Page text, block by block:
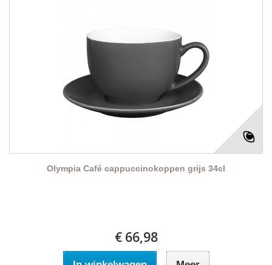
Olympia Café cappuccinokoppen grijs 34cl
€ 66,98